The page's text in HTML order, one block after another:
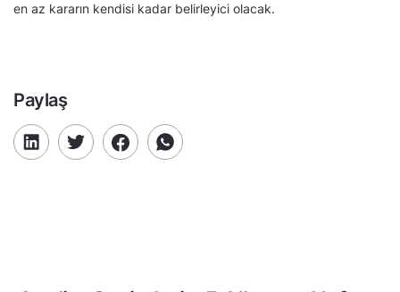
en az kararın kendisi kadar belirleyici olacak.
Paylaş